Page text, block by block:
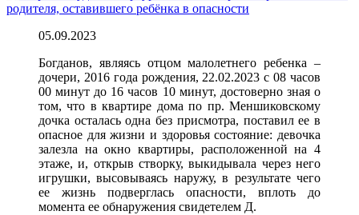
05.09.2023
Богданов, являясь отцом малолетнего ребенка –
дочери, 2016 года рождения, 22.02.2023 с 08 часов
00 минут до 16 часов 10 минут, достоверно зная о
том, что в квартире дома по пр. Меншиковскому
дочка осталась одна без присмотра, поставил ее в
опасное для жизни и здоровья состояние: девочка
залезла на окно квартиры, расположенной на 4
этаже, и, открыв створку, выкидывала через него
игрушки, высовываясь наружу, в результате чего
ее жизнь подверглась опасности, вплоть до
момента ее обнаружения свидетелем Д.